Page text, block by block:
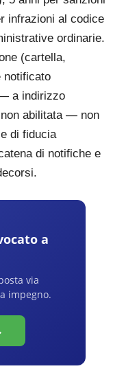
infrazioni al codice
ordinarie.
(cartella,
notificato
a indirizzo
abilitata — non
di fiducia
di notifiche e
a
via
impegno.